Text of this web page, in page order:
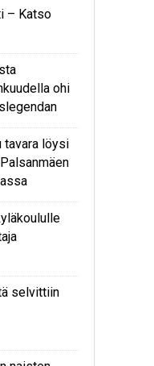
– Katso
ohi
tavara löysi
selvittiin